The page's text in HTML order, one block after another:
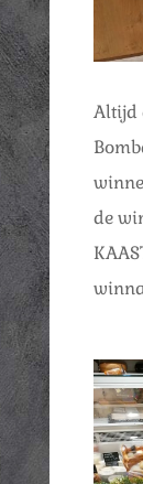
Altijd
de